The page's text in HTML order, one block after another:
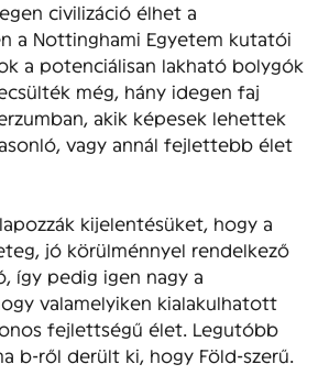
civilizáció élhet a
a Nottinghami Egyetem kutatói
a potenciálisan lakható bolygók
még, hány idegen faj
akik képesek lehettek
vagy annál fejlettebb élet
kijelentésüket, hogy a
jó körülménnyel rendelkező
így pedig igen nagy a
valamelyiken kialakulhatott
fejlettségű élet. Legutóbb
b-ről derült ki, hogy Föld-szerű.